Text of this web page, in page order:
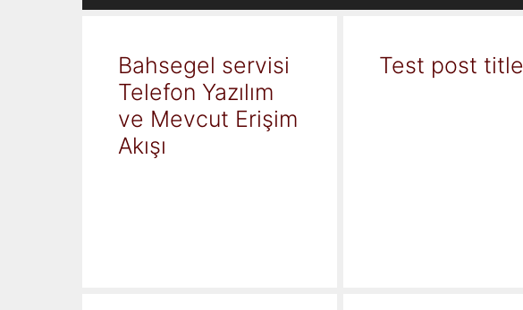
Bahsegel servisi
Telefon Yazılım
ve Mevcut Erişim
Akışı
Test post title